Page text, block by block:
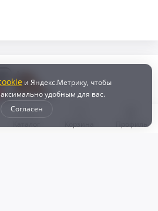
и Яндекс.Метрику, чтобы
удобным для вас.
Согласен